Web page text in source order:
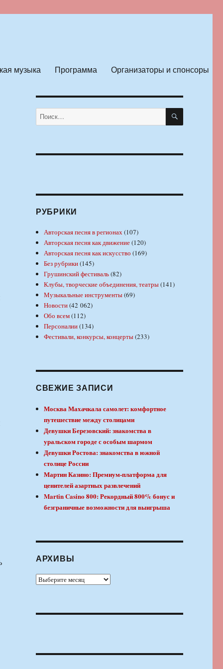
музыка Программа Организаторы и спонсоры
Искать: ПОИСК
РУБРИКИ
Авторская песня в регионах(107)
Авторская песня как движение(120)
Авторская песня как искусство (169)
Без рубрики(145)
Грушинский фестиваль(82)
Клубы, творческие объединения, театры(141)
Музыкальные инструменты(69)
Новости(42 062)
Обо всем(112)
Персоналии(134)
Фестивали, конкурсы, концерты(233)
СВЕЖИЕ ЗАПИСИ
Москва Махачкала самолет: комфортное
путешествие между столицами
Девушки Березовский: знакомства в
уральском городе с особым шармом
Девушки Ростова: знакомства в южной
столице России
Мартин Казино: Премиум-платформа для
ценителей азартных развлечений
Martin Casino 800: Рекордный 800% бонус и
безграничные возможности для выигрыша
АРХИВЫ
Архивы